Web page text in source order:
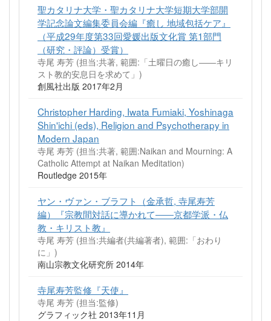
聖カタリナ大学・聖カタリナ大学短期大学部開
学記念論文編集委員会編『癒し 地域包括ケア』
（平成29年度第33回愛媛出版文化賞 第1部門
（研究・評論）受賞）
寺尾 寿芳 (担当:共著, 範囲:「土曜日の癒し――キリ
スト教的安息日を求めて」)
創風社出版 2017年2月
Christopher Harding, Iwata Fumiaki, Yoshinaga
Shin'ichi (eds), Religion and Psychotherapy in
Modern Japan
寺尾 寿芳 (担当:共著, 範囲:Naikan and Mourning: A
Catholic Attempt at Naikan Meditation)
Routledge 2015年
ヤン・ヴァン・ブラフト（金承哲, 寺尾寿芳
編）『宗教間対話に導かれて――京都学派・仏
教・キリスト教』
寺尾 寿芳 (担当:共編者(共編著者), 範囲:「おわり
に」)
南山宗教文化研究所 2014年
寺尾寿芳監修『天使』
寺尾 寿芳 (担当:監修)
グラフィック社 2013年11月